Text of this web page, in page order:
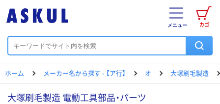
カゴ
メニュー
ホーム メーカー名から探す - 【ア行】 オ 大塚刷毛製造
大塚刷毛製造 電動工具部品・パーツ